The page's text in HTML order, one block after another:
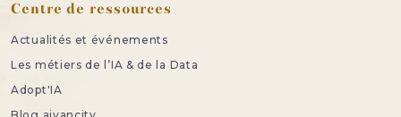
Centre de ressources
Actualités et événements
Les métiers de l’IA & de la Data
Adopt'IA